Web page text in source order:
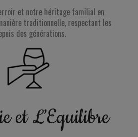
et notre héritage familial en
traditionnelle, respectant les
des générations.
et L’Equilibre